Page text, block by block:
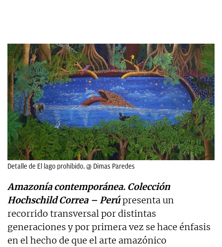
Detalle de El lago prohibido. @ Dimas Paredes
Amazonía contemporánea. Colección
Hochschild Correa – Perúpresenta un
recorrido transversal por distintas
generaciones y por primera vez se hace énfasis
en el hecho de que el arte amazónico